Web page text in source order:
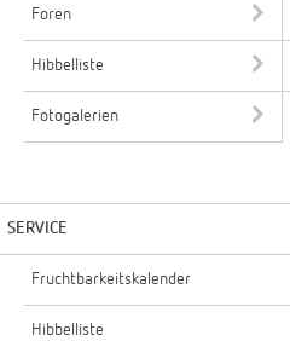
Foren
Hibbelliste
Fotogalerien
SERVICE
Fruchtbarkeitskalender
Hibbelliste